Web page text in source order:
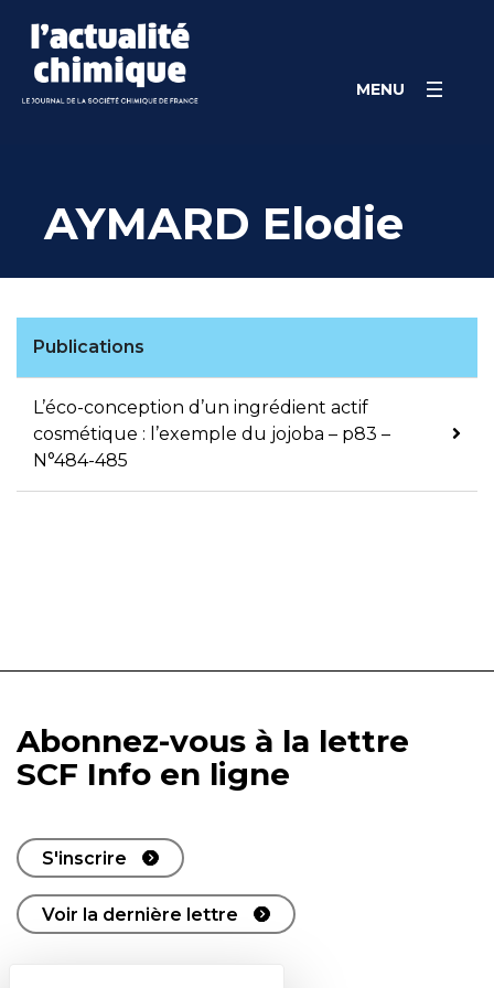
content
MENU
AYMARD Elodie
Publications
L’éco-conception d’un ingrédient actif
cosmétique : l’exemple du jojoba – p83 –
N°484-485
Abonnez-vous à la lettre
SCF Info en ligne
S'inscrire
Voir la dernière lettre